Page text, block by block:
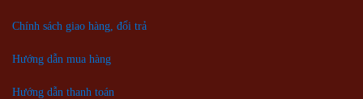
Chính sách giao hàng, đổi trả
Hướng dẫn mua hàng
Hướng dẫn thanh toán